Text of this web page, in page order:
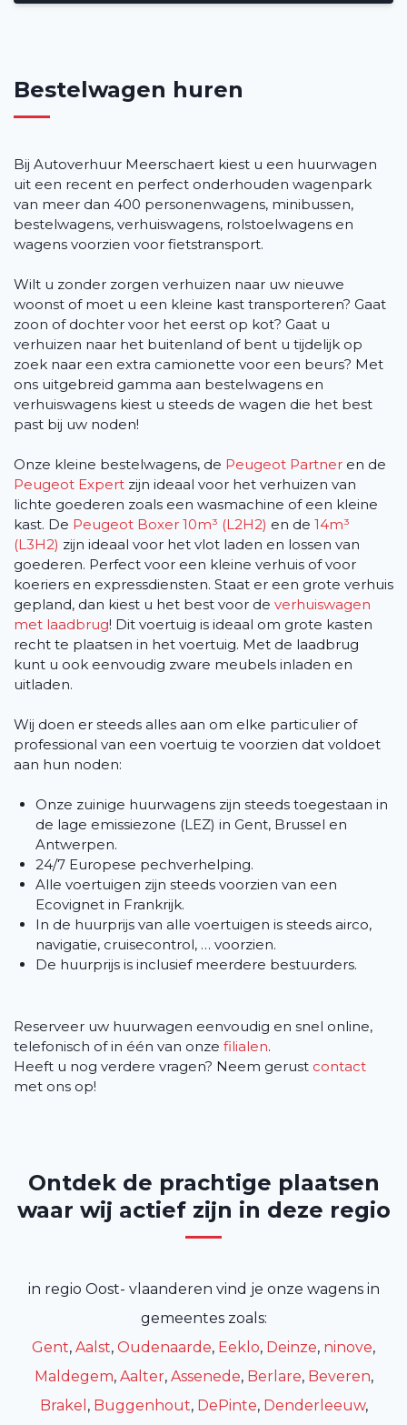
Bestelwagen huren
Bij Autoverhuur Meerschaert kiest u een huurwagen
uit een recent en perfect onderhouden wagenpark
van meer dan 400 personenwagens, minibussen,
bestelwagens, verhuiswagens, rolstoelwagens en
wagens voorzien voor fietstransport.
Wilt u zonder zorgen verhuizen naar uw nieuwe
woonst of moet u een kleine kast transporteren? Gaat
zoon of dochter voor het eerst op kot? Gaat u
verhuizen naar het buitenland of bent u tijdelijk op
zoek naar een extra camionette voor een beurs? Met
ons uitgebreid gamma aan bestelwagens en
verhuiswagens kiest u steeds de wagen die het best
past bij uw noden!
Onze kleine bestelwagens, de Peugeot Partner en de
Peugeot Expert zijn ideaal voor het verhuizen van
lichte goederen zoals een wasmachine of een kleine
kast. De Peugeot Boxer 10m³ (L2H2) en de 14m³
(L3H2) zijn ideaal voor het vlot laden en lossen van
goederen. Perfect voor een kleine verhuis of voor
koeriers en expressdiensten. Staat er een grote verhuis
gepland, dan kiest u het best voor de verhuiswagen
met laadbrug! Dit voertuig is ideaal om grote kasten
recht te plaatsen in het voertuig. Met de laadbrug
kunt u ook eenvoudig zware meubels inladen en
uitladen.
Wij doen er steeds alles aan om elke particulier of
professional van een voertuig te voorzien dat voldoet
aan hun noden:
Onze zuinige huurwagens zijn steeds toegestaan in
de lage emissiezone (LEZ) in Gent, Brussel en
Antwerpen.
24/7 Europese pechverhelping.
Alle voertuigen zijn steeds voorzien van een
Ecovignet in Frankrijk.
In de huurprijs van alle voertuigen is steeds airco,
navigatie, cruisecontrol, … voorzien.
De huurprijs is inclusief meerdere bestuurders.
Reserveer uw huurwagen eenvoudig en snel online,
telefonisch of in één van onze filialen.
Heeft u nog verdere vragen? Neem gerust contact
met ons op!
Ontdek de prachtige plaatsen
waar wij actief zijn in deze regio
in regio Oost- vlaanderen vind je onze wagens in
gemeentes zoals:
Gent, Aalst, Oudenaarde, Eeklo, Deinze, ninove,
Maldegem, Aalter, Assenede, Berlare, Beveren,
Brakel , Buggenhout, DePinte, Denderleeuw,